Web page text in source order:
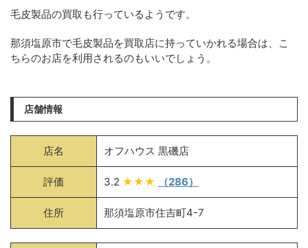
毛皮製品の買取も行っているようです。
那須塩原市で毛皮製品を買取店に持っていかれる場合は、こ
ちらのお店を利用されるのもいいでしょう。
店舗情報
店名 オフハウス 黒磯店
評価 3.2 ★★★ （286）
住所 那須塩原市住吉町4-7